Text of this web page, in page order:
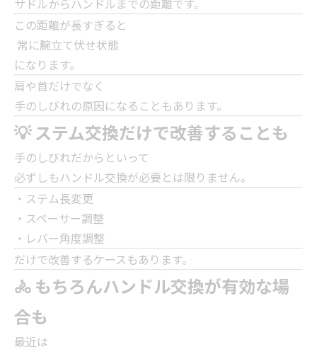
サドルからハンドルまでの距離です。
この距離が長すぎると
常に腕立て伏せ状態
になります。
肩や首だけでなく
手のしびれの原因になることもあります。
💡 ステム交換だけで改善することも
手のしびれだからといって
必ずしもハンドル交換が必要とは限りません。
・ステム長変更
・スペーサー調整
・レバー角度調整
だけで改善するケースもあります。
🚴 もちろんハンドル交換が有効な場
合も
最近は